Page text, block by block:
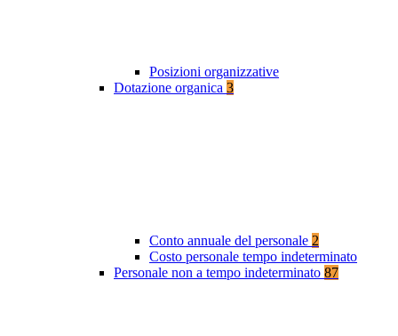
Posizioni organizzative
Dotazione organica 3
Conto annuale del personale 2
Costo personale tempo indeterminato
Personale non a tempo indeterminato 87